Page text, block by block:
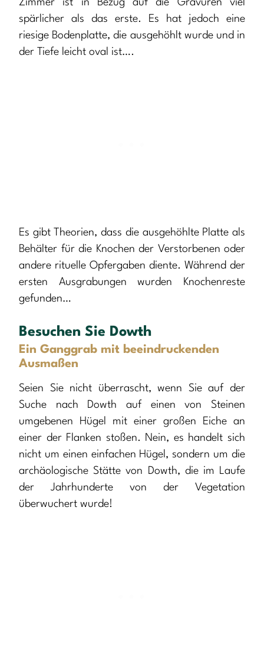
Zimmer ist in Bezug auf die Gravuren viel
spärlicher als das erste. Es hat jedoch eine
riesige Bodenplatte, die ausgehöhlt wurde und in
der Tiefe leicht oval ist….
Es gibt Theorien, dass die ausgehöhlte Platte als
Behälter für die Knochen der Verstorbenen oder
andere rituelle Opfergaben diente. Während der
ersten Ausgrabungen wurden Knochenreste
gefunden…
Besuchen Sie Dowth
Ein Ganggrab mit beeindruckenden
Ausmaßen
Seien Sie nicht überrascht, wenn Sie auf der
Suche nach Dowth auf einen von Steinen
umgebenen Hügel mit einer großen Eiche an
einer der Flanken stoßen. Nein, es handelt sich
nicht um einen einfachen Hügel, sondern um die
archäologische Stätte von Dowth, die im Laufe
der Jahrhunderte von der Vegetation
überwuchert wurde!